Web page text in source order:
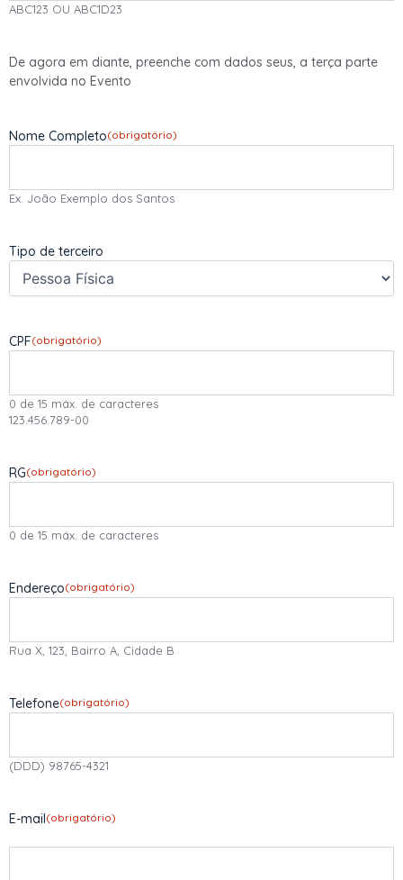
ABC123 OU ABC1D23
De agora em diante, preenche com dados seus, a terça parte
envolvida no Evento
Nome Completo(obrigatório)
Ex. João Exemplo dos Santos
Tipo de terceiro
CPF(obrigatório)
0 de 15 máx. de caracteres
123.456.789-00
RG(obrigatório)
0 de 15 máx. de caracteres
Endereço(obrigatório)
Rua X, 123, Bairro A, Cidade B
Telefone(obrigatório)
(DDD) 98765-4321
E-mail(obrigatório)